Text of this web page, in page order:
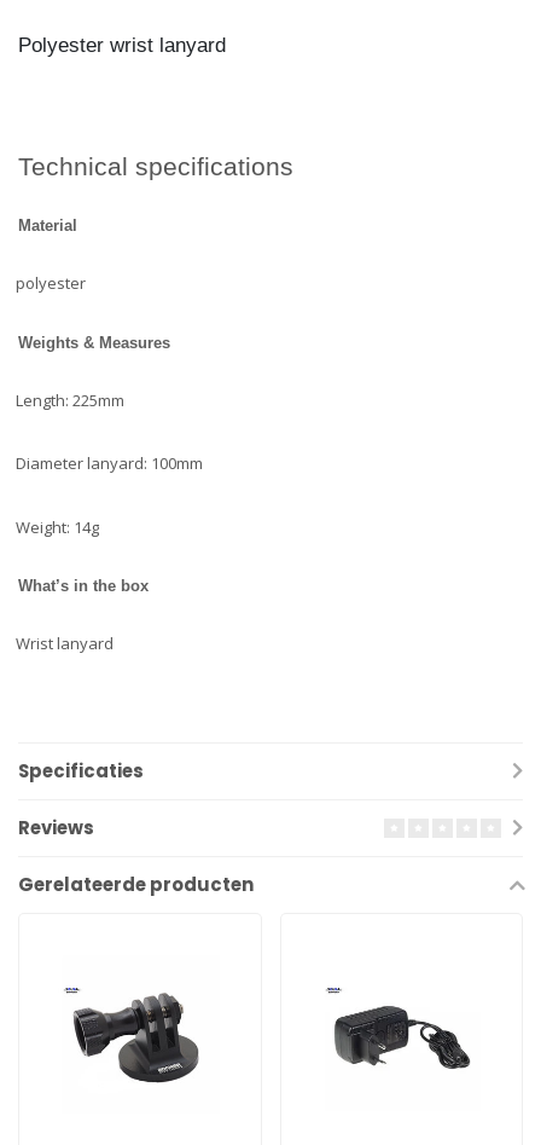
Polyester wrist lanyard
Technical specifications
Material
polyester
Weights & Measures
Length: 225mm
Diameter lanyard: 100mm
Weight: 14g
What’s in the box
Wrist lanyard
Specificaties
Reviews
Gerelateerde producten